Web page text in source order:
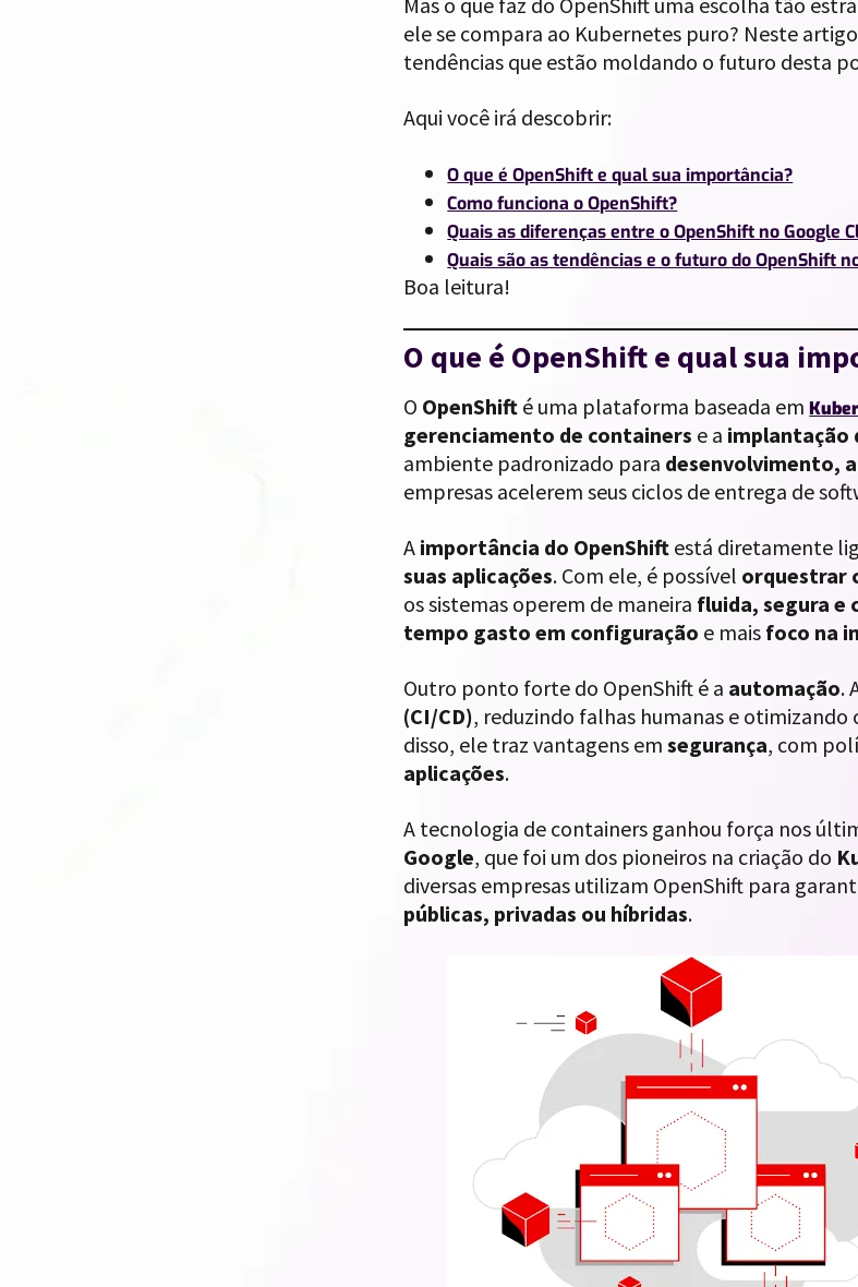
ele se compara ao Kubernetes puro? Neste
tendências que estão moldando o futuro desta
Aqui você irá descobrir:
O que é OpenShift e qual sua importância?
Como funciona o OpenShift?
Quais as diferenças entre o OpenShift no Google
Quais são as tendências e o futuro do OpenShift
Boa leitura!
O que é OpenShift e qual sua
O OpenShift é uma plataforma baseada em
gerenciamento de containers e a implantação
ambiente padronizado para desenvolvimento,
empresas acelerem seus ciclos de entrega de
A importância do OpenShift está diretamente
suas aplicações. Com ele, é possível orquestrar
os sistemas operem de maneira fluida, segura e
tempo gasto em configuração e mais foco na
Outro ponto forte do OpenShift é a automação.
(CI/CD), reduzindo falhas humanas e
disso, ele traz vantagens emsegurança, com
aplicações.
A tecnologia de containers ganhou força nos
Google, que foi um dos pioneiros na criação do
diversas empresas utilizam OpenShift para
públicas, privadas ou híbridas.